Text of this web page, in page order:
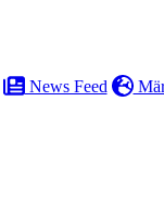
News Feed